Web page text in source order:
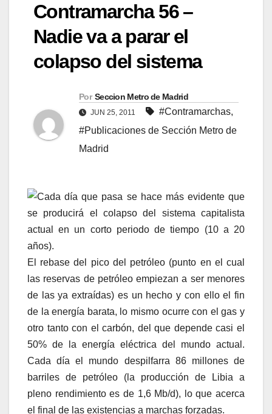
Contramarcha 56 –
Nadie va a parar el
colapso del sistema
Por Seccion Metro de Madrid
JUN 25, 2011 #Contramarchas,
#Publicaciones de Sección Metro de
Madrid
Cada día que pasa se hace más evidente que
se producirá el colapso del sistema capitalista
actual en un corto periodo de tiempo (10 a 20
años).
El rebase del pico del petróleo (punto en el cual
las reservas de petróleo empiezan a ser menores
de las ya extraídas) es un hecho y con ello el fin
de la energía barata, lo mismo ocurre con el gas y
otro tanto con el carbón, del que depende casi el
50% de la energía eléctrica del mundo actual.
Cada día el mundo despilfarra 86 millones de
barriles de petróleo (la producción de Libia a
pleno rendimiento es de 1,6 Mb/d), lo que acerca
el final de las existencias a marchas forzadas.